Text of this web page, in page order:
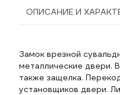
ОПИСАНИЕ И
Замок врезной
металлические двери.
также защелка.
установщиков двери.